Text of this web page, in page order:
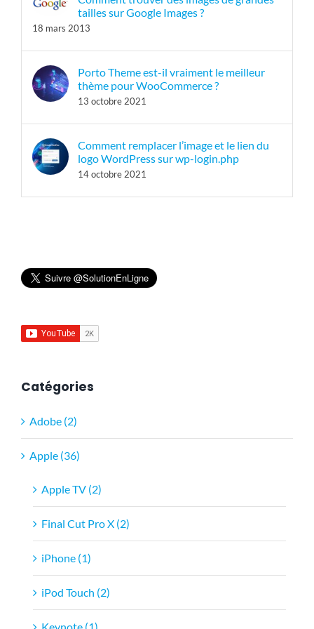
tailles sur Google Images ?
18 mars 2013
Porto Theme est-il vraiment le meilleur
thème pour WooCommerce ?
13 octobre 2021
Comment remplacer l’image et le lien du
logo WordPress sur wp-login.php
14 octobre 2021
Catégories
Adobe (2)
Apple (36)
Apple TV (2)
Final Cut Pro X (2)
iPhone (1)
iPod Touch (2)